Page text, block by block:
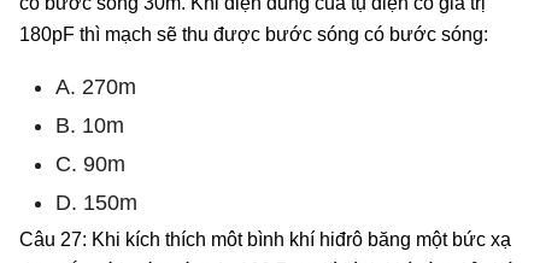
180pF thì mạch sẽ thu được bước sóng có bước sóng:
A. 270m
B. 10m
C. 90m
D. 150m
Câu 27: Khi kích thích môt bình khí hiđrô băng một bức xạ